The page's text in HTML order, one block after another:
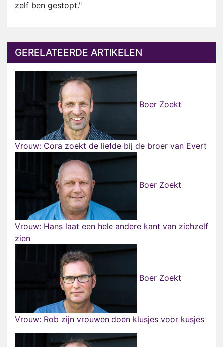
zelf ben gestopt."
GERELATEERDE ARTIKELEN
Boer Zoekt
Vrouw: Cora zoekt de liefde bij de broer van Evert
Boer Zoekt
Vrouw: Hans laat een hele andere kant van zichzelf
zien
Boer Zoekt
Vrouw: Rob zijn vrouwen doen klusjes voor kusjes